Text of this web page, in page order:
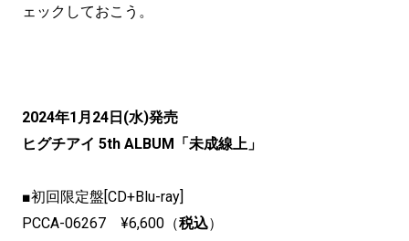
ェックしておこう。
2024年1月24日(水)発売
ヒグチアイ 5th ALBUM「未成線上」
■初回限定盤[CD+Blu-ray]
PCCA-06267 ¥6,600（税込）